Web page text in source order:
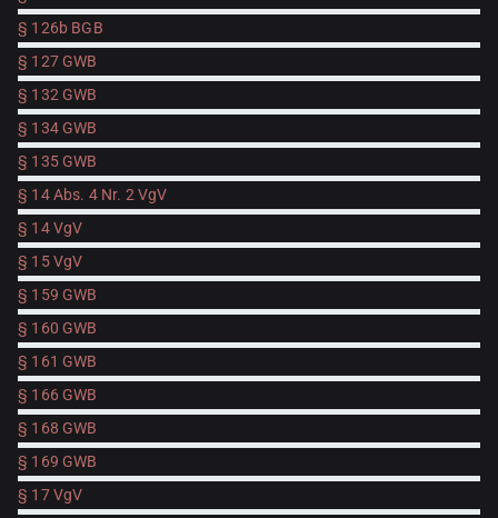
§ 126b BGB
§ 127 GWB
§ 132 GWB
§ 134 GWB
§ 135 GWB
§ 14 Abs. 4 Nr. 2 VgV
§ 14 VgV
§ 15 VgV
§ 159 GWB
§ 160 GWB
§ 161 GWB
§ 166 GWB
§ 168 GWB
§ 169 GWB
§ 17 VgV